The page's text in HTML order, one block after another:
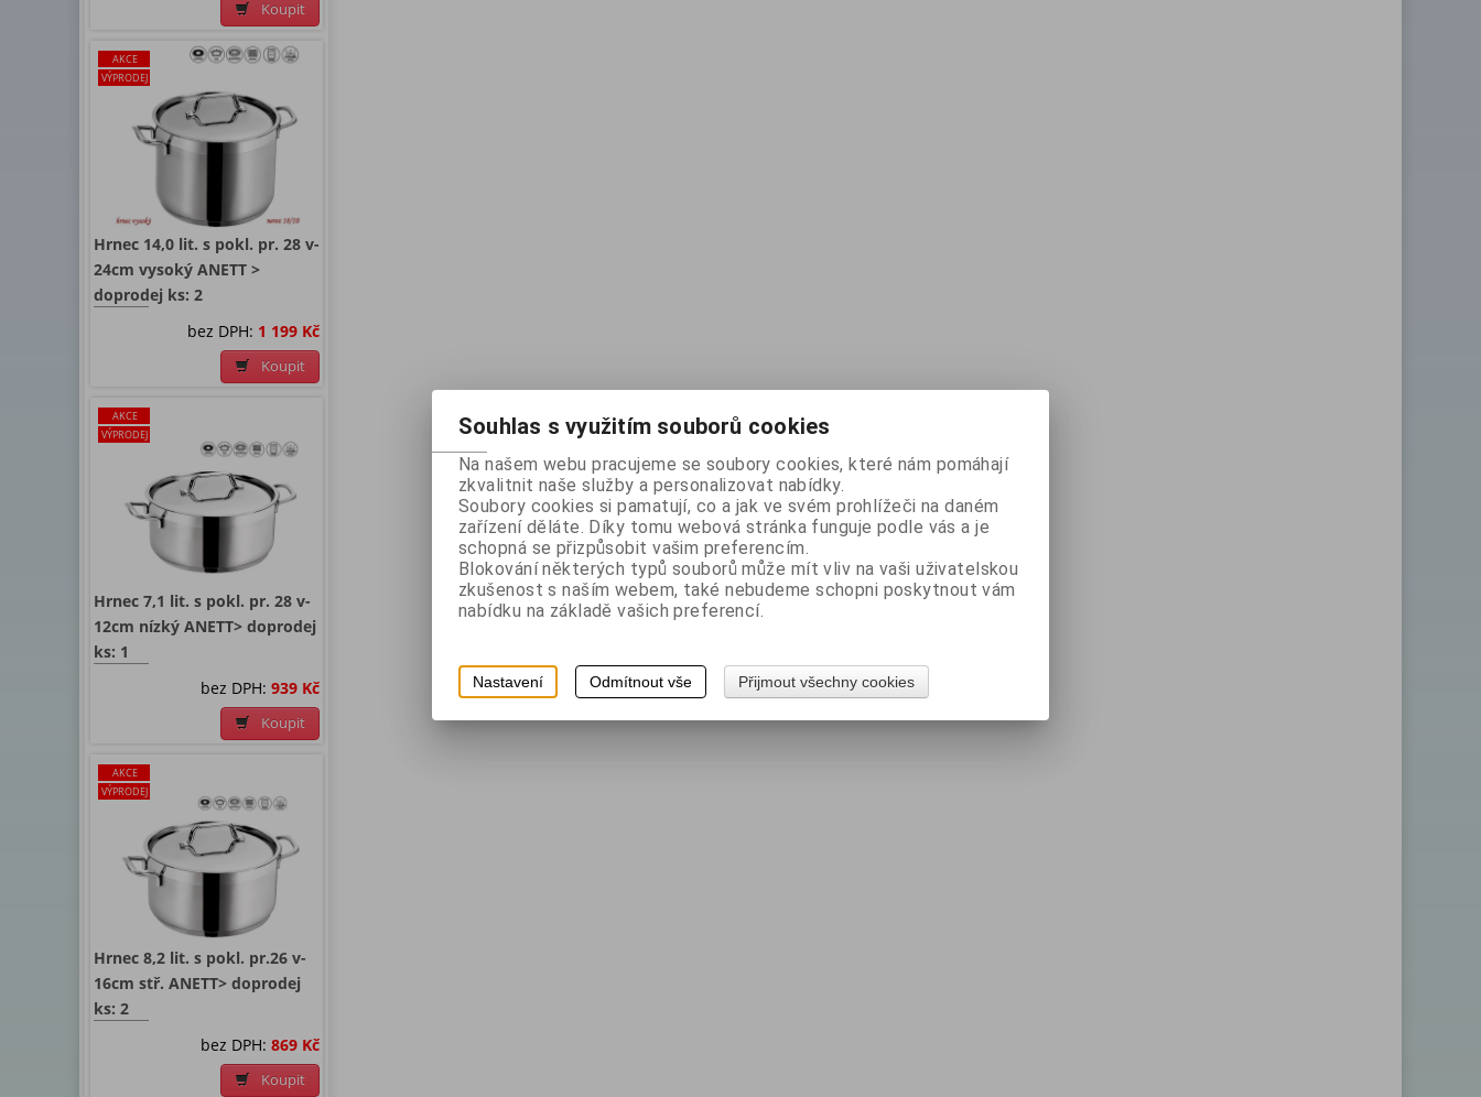
Koupit
AKCE
VÝPRODEJ
Hrnec 14,0 lit. s pokl. pr. 28 v-
24cm vysoký ANETT >
doprodej ks: 2
bez DPH: 1 199 Kč
Koupit
AKCE
VÝPRODEJ
Hrnec 7,1 lit. s pokl. pr. 28 v-
12cm nízký ANETT> doprodej
ks: 1
bez DPH: 939 Kč
Koupit
AKCE
VÝPRODEJ
Hrnec 8,2 lit. s pokl. pr.26 v-
16cm stř. ANETT> doprodej
ks: 2
bez DPH: 869 Kč
Koupit
Souhlas s využitím souborů cookies
Na našem webu pracujeme se soubory cookies, které nám pomáhají
zkvalitnit naše služby a personalizovat nabídky.
Soubory cookies si pamatují, co a jak ve svém prohlížeči na daném
zařízení děláte. Díky tomu webová stránka funguje podle vás a je
schopná se přizpůsobit vašim preferencím.
Blokování některých typů souborů může mít vliv na vaši uživatelskou
zkušenost s naším webem, také nebudeme schopni poskytnout vám
nabídku na základě vašich preferencí.
Nastavení Odmítnout vše Přijmout všechny cookies